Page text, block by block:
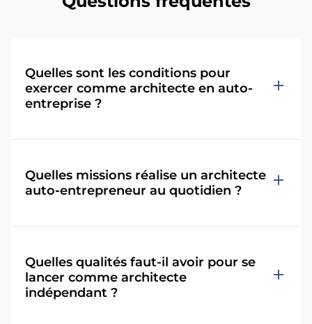
Quelles sont les conditions pour
exercer comme architecte en auto-
entreprise ?
add
Quelles missions réalise un architecte
auto-entrepreneur au quotidien ?
add
Quelles qualités faut-il avoir pour se
lancer comme architecte
indépendant ?
add